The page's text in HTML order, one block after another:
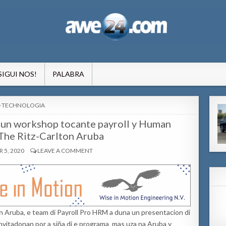
NOS! PALABRA
POSTED
IN
TECHNOLOGIA
workshop tocante payroll y Human
Ritz-Carlton Aruba
5, 2020 LEAVE A COMMENT
e team di Payroll Pro HRM a duna un presentacion di
por a siña di e programa mas uza na Aruba y